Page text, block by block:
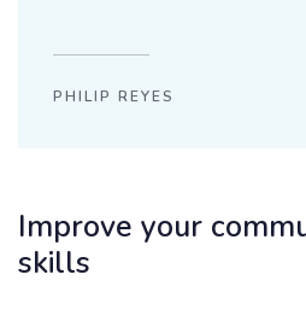
PHILIP REYES
Improve your
skills